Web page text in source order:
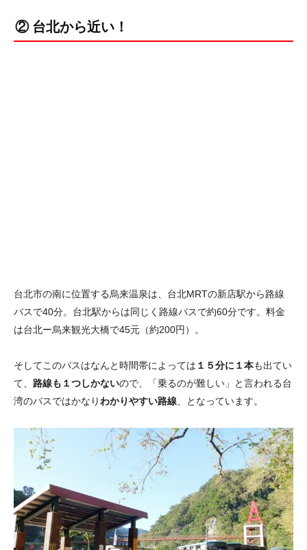
② 台北から近い！
台北市の南に位置する烏来温泉は、台北MRTの新店駅から路線
バスで40分。台北駅からは同じく路線バスで約60分です。料金
は台北ー烏来観光大橋で45元（約200円）。
そしてこのバスはなんと時間帯によっては １５分に１本も出てい
て、 路線も１つしかないので、「乗るのが難しい」と言われる台
湾のバスではかなり わかりやすい路線 、となっています。